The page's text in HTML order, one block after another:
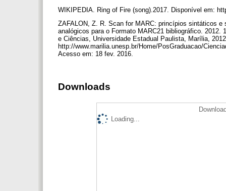
WIKIPEDIA. Ring of Fire (song).2017. Disponível em:
ZAFALON, Z. R. Scan for MARC: princípios sintáticos
analógicos para o Formato MARC21 bibliográfico.
e Ciências, Universidade Estadual Paulista, Marília,
http://www.marilia.unesp.br/Home/PosGraduacao/
Acesso em: 18 fev. 2016.
Downloads
Loading...